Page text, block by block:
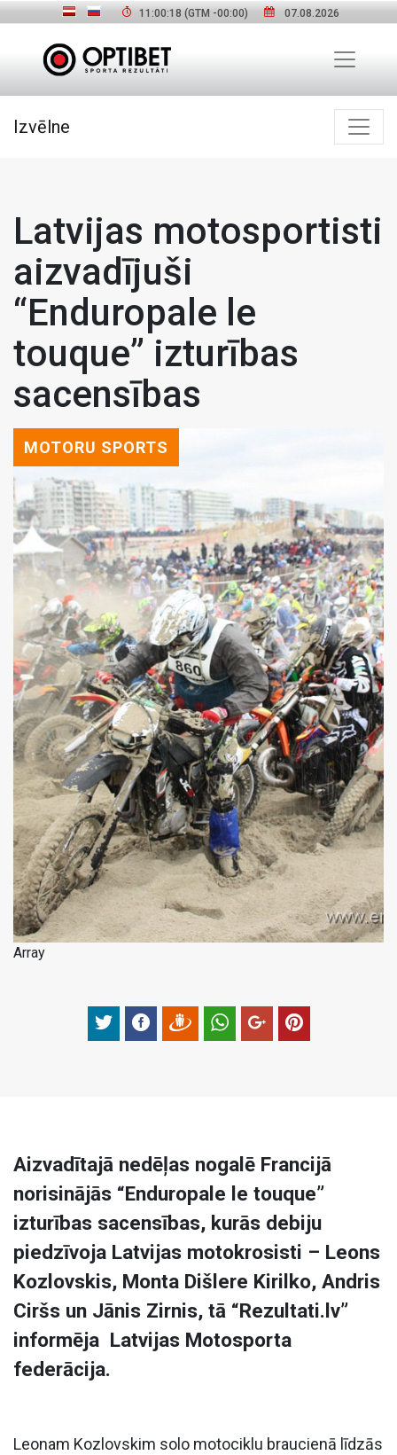
11:00:19 (GTM -00:00) 07.08.2026
Izvēlne
Latvijas motosportisti
aizvadījuši
“Enduropale le
touque” izturības
sacensības
MOTORU SPORTS
Array
Aizvadītajā nedēļas nogalē Francijā
norisinājās “Enduropale le touque”
izturības sacensības, kurās debiju
piedzīvoja Latvijas motokrosisti – Leons
Kozlovskis, Monta Dišlere Kirilko, Andris
Ciršs un Jānis Zirnis, tā “Rezultati.lv”
informēja Latvijas Motosporta
federācija.
Leonam Kozlovskim solo motociklu braucienā līdzās